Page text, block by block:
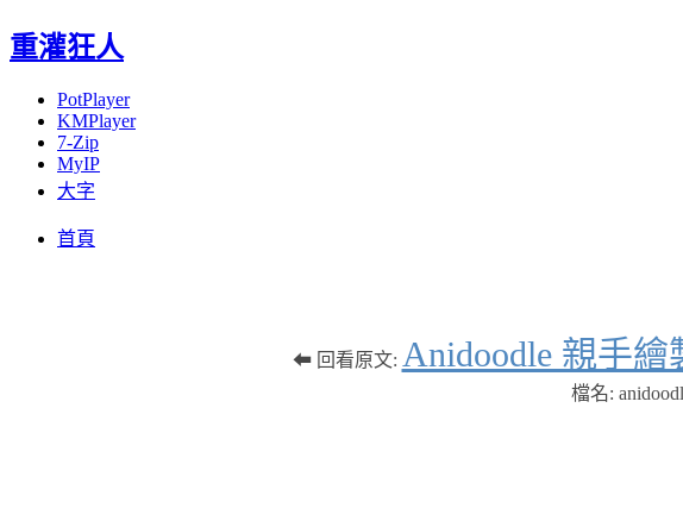
重灌狂人
PotPlayer
KMPlayer
7-Zip
MyIP
大字
首頁
⬅ 回看原文: Anidoodle 親手
檔名: